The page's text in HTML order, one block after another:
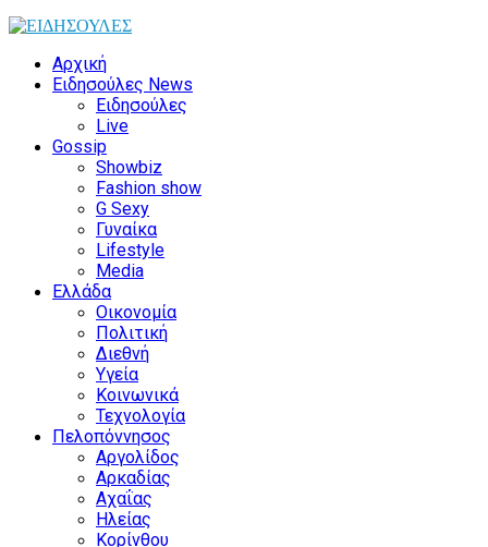
Αρχική
Ειδησούλες News
Ειδησούλες
Live
Gossip
Showbiz
Fashion show
G Sexy
Γυναίκα
Lifestyle
Media
Ελλάδα
Οικονομία
Πολιτική
Διεθνή
Υγεία
Κοινωνικά
Τεχνολογία
Πελοπόννησος
Αργολίδος
Αρκαδίας
Αχαΐας
Ηλείας
Κορίνθου